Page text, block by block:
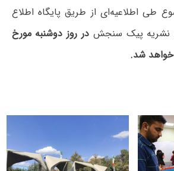
طی اطلاعیه‌ای از طریق پایگاه اطلاع
و نشریه پیک سنجشدر روز دوشنبه مورخ